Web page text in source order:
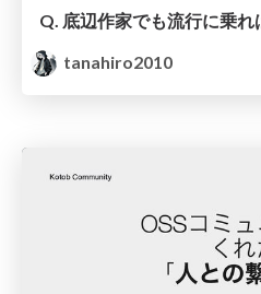
tanahiro2010